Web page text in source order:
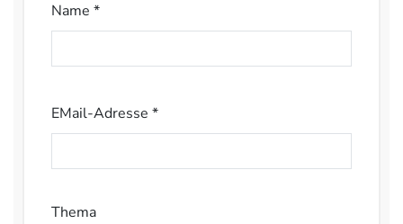
Name *
EMail-Adresse *
Thema